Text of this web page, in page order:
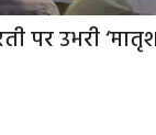
पर उभरी